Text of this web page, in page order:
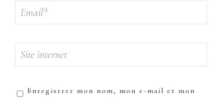
Enregistrer mon nom, mon e-mail et mon